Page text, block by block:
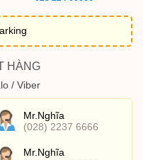
HÀNG
/ Viber
Mr.Nghĩa
(028) 2237 6666
Mr.Nghĩa